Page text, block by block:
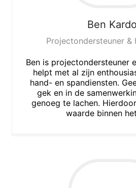
Ben
Projectondersteuner &
Ben is projectondersteuner
helpt met al zijn
hand- en spandiensten.
gek en in de
genoeg te lachen.
waarde binnen